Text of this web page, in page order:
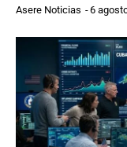
Asere Noticias -6